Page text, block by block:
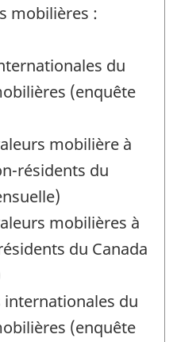
mobilières :
du
(enquête
mobilière à
résidents du
mobilières à
du Canada
internationales du
(enquête